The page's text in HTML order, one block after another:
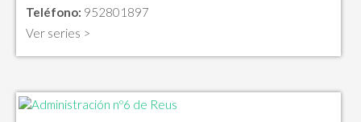
Teléfono: 952801897
Ver series >